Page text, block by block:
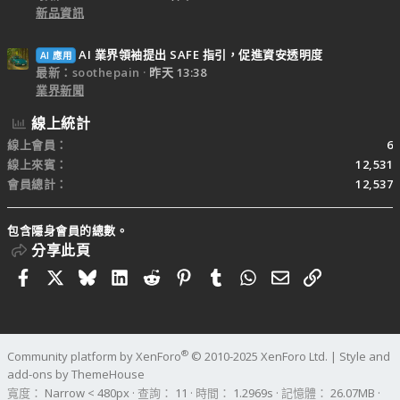
新品資訊
AI 應用 AI 業界領袖提出 SAFE 指引，促進資安透明度
最新：soothepain
昨天 13:38
業界新聞
線上統計
線上會員
6
線上來賓
12,531
會員總計
12,537
包含隱身會員的總數。
分享此頁
FacebookBlueskyLinkedIn
RedditPinterestTumblrWhatsApp
電子郵件
連結
Community platform by XenForo® © 2010-2025 XenForo Ltd. | Style and
add-ons by ThemeHouse
寬度
查詢 11 時間 1.2969s 記憶體 26.07MB